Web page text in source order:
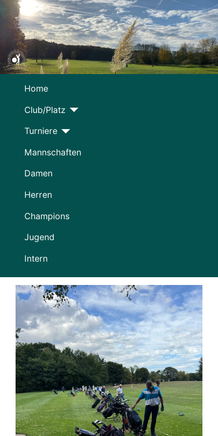
Home
Club/Platz
Turniere
Mannschaften
Damen
Herren
Champions
Jugend
Intern